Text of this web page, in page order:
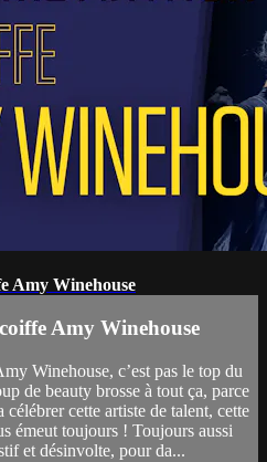
Amy Winehouse
Amy Winehouse
Winehouse, c’est pas le top du
de beauty brosse à tout ça, parce
cette artiste de talent, cette
émeut toujours ! Toujours aussi
et désinvolte, pour da...